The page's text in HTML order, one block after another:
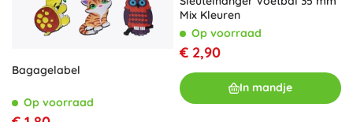
Bagagelabel
Op voorraad
Mix Kleuren
Op voorraad
€ 2,90
In mandje